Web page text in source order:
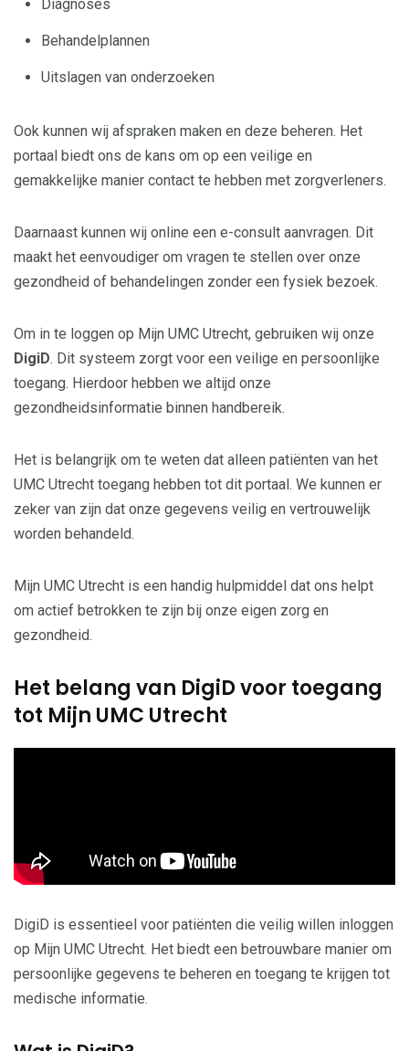
Diagnoses
Behandelplannen
Uitslagen van onderzoeken
Ook kunnen wij afspraken maken en deze beheren. Het
portaal biedt ons de kans om op een veilige en
gemakkelijke manier contact te hebben met zorgverleners.
Daarnaast kunnen wij online een e-consult aanvragen. Dit
maakt het eenvoudiger om vragen te stellen over onze
gezondheid of behandelingen zonder een fysiek bezoek.
Om in te loggen op Mijn UMC Utrecht, gebruiken wij onze
DigiD. Dit systeem zorgt voor een veilige en persoonlijke
toegang. Hierdoor hebben we altijd onze
gezondheidsinformatie binnen handbereik.
Het is belangrijk om te weten dat alleen patiënten van het
UMC Utrecht toegang hebben tot dit portaal. We kunnen er
zeker van zijn dat onze gegevens veilig en vertrouwelijk
worden behandeld.
Mijn UMC Utrecht is een handig hulpmiddel dat ons helpt
om actief betrokken te zijn bij onze eigen zorg en
gezondheid.
Het belang van DigiD voor toegang
tot Mijn UMC Utrecht
DigiD is essentieel voor patiënten die veilig willen inloggen
op Mijn UMC Utrecht. Het biedt een betrouwbare manier om
persoonlijke gegevens te beheren en toegang te krijgen tot
medische informatie.